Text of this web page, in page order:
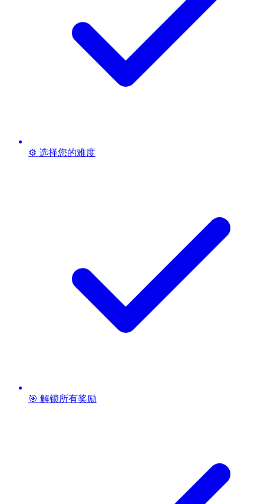
⚙️ 选择您的难度
🎯 解锁所有奖励